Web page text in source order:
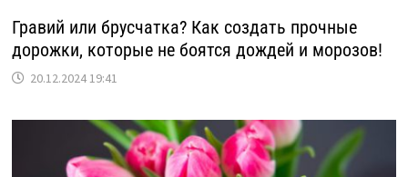
Гравий или брусчатка? Как создать прочные
дорожки, которые не боятся дождей и морозов!
20.12.2024 19:41